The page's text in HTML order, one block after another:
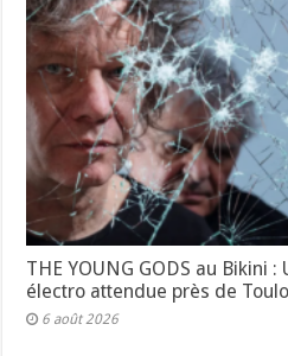
THE YOUNG GODS au Bikini
électro attendue près de
6 août 2026